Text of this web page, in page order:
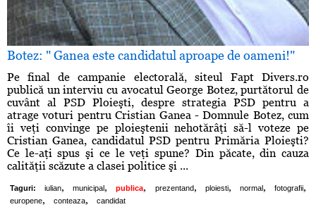
Botez: " Ganea este candidatul aproape de oameni!"
Pe final de campanie electorală, siteul Fapt Divers.ro
publică un interviu cu avocatul George Botez, purtătorul de
cuvânt al PSD Ploieşti, despre strategia PSD pentru a
atrage voturi pentru Cristian Ganea - Domnule Botez, cum
îi veţi convinge pe ploieştenii nehotărâţi să-l voteze pe
Cristian Ganea, candidatul PSD pentru Primăria Ploieşti?
Ce le-aţi spus şi ce le veţi spune? Din păcate, din cauza
calităţii scăzute a clasei politice şi ...
Taguri: iulian, municipal , publica, prezentand, ploiesti, normal, fotografii,
europene, conteaza, candidat